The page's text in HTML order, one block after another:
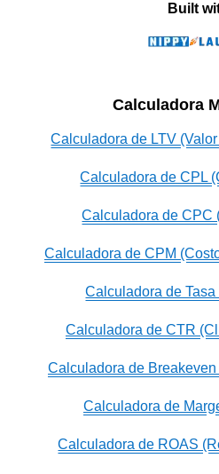
Built
Calculadora
Calculadora de LTV
Calculadora de CPL
Calculadora de CPC
Calculadora de CPM
Calculadora de
Calculadora de CTR
Calculadora de
Calculadora de
Calculadora de ROAS